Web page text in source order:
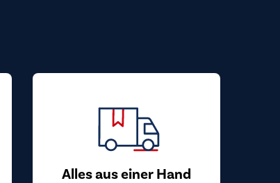
Alles aus einer Hand